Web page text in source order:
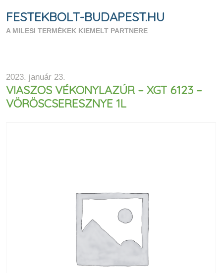
FESTEKBOLT-BUDAPEST.HU
A MILESI TERMÉKEK KIEMELT PARTNERE
2023. január 23.
VIASZOS VÉKONYLAZÚR – XGT 6123 –
VÖRÖSCSERESZNYE 1L